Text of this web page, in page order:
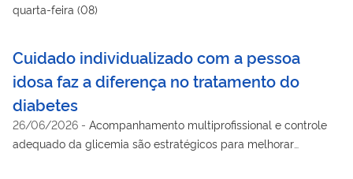
quarta-feira (08)
Cuidado individualizado com a pessoa
idosa faz a diferença no tratamento do
diabetes
26/06/2026 - Acompanhamento multiprofissional e controle
adequado da glicemia são estratégicos para melhorar